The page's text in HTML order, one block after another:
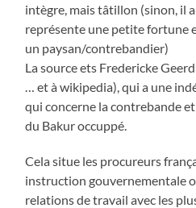
intègre, mais tâtillon (sinon, il
représente une petite fortune
un paysan/contrebandier)
La source ets Fredericke
… et à wikipedia), qui a une
qui concerne la contrebande
du Bakur occuppé.
Cela situe les procureurs
instruction gouvernementale
relations de travail avec les